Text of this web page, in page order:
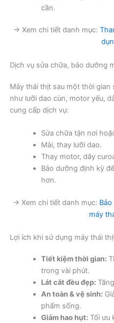
cần.
→ Xem chi tiết danh mục:
Dịch vụ sửa chữa, bảo dưỡng
Máy thái thịt sau một thời
như lưỡi dao cùn, motor yếu,
cung cấp dịch vụ:
Sửa chữa tận nơi
Mài, thay lưỡi dao.
Thay motor, dây
Bảo dưỡng định kỳ
hơn.
→ Xem chi tiết danh mục:
máy
Lợi ích khi sử dụng máy thái
Tiết kiệm thời gian:
trong vài phút.
Lát cắt đều đẹp:
An toàn & vệ sinh:
phẩm sống.
Giảm hao hụt:Tối ưu